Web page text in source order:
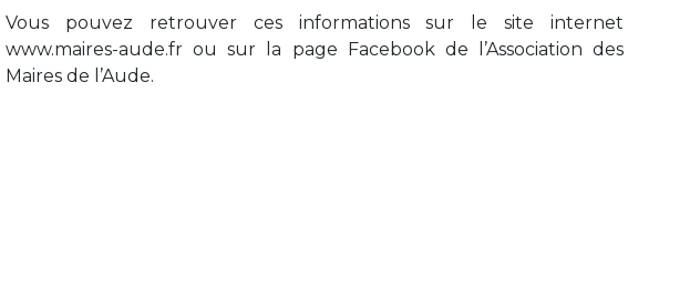
Vous pouvez retrouver ces informations sur le site internet
www.maires-aude.fr ou sur la page Facebook de l’Association des
Maires de l’Aude.